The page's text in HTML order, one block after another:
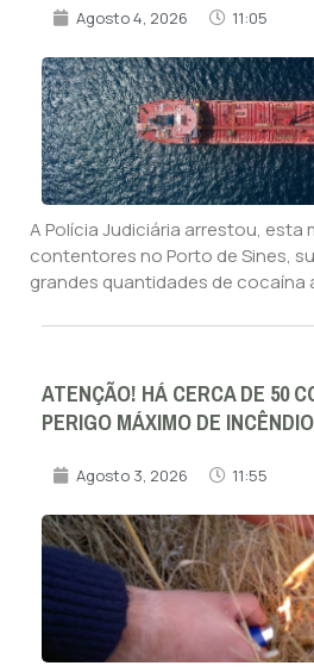
Agosto 4, 2026 11:05
A Polícia Judiciária arrestou, esta
contentores no Porto de Sines,
grandes quantidades de cocaína
ATENÇÃO! HÁ CERCA DE 50
PERIGO MÁXIMO DE INCÊNDIO
Agosto 3, 2026 11:55